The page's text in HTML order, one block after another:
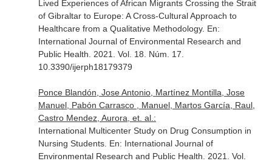
Lived Experiences of African Migrants Crossing the Strait
of Gibraltar to Europe: A Cross-Cultural Approach to
Healthcare from a Qualitative Methodology. En:
International Journal of Environmental Research and
Public Health . 2021. Vol. 18. Núm. 17.
10.3390/ijerph18179379
Ponce Blandón, Jose Antonio, Martínez Montilla, Jose
Manuel, Pabón Carrasco , Manuel, Martos García, Raul,
Castro Mendez, Aurora, et. al.:
International Multicenter Study on Drug Consumption in
Nursing Students. En: International Journal of
Environmental Research and Public Health . 2021. Vol.